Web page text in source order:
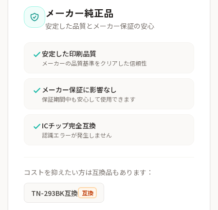
メーカー純正品
安定した品質とメーカー保証の安心
安定した印刷品質
メーカーの品質基準をクリアした信頼性
メーカー保証に影響なし
保証期間中も安心して使用できます
ICチップ完全互換
認識エラーが発生しません
コストを抑えたい方は互換品もあります：
TN-293BK互換 互換